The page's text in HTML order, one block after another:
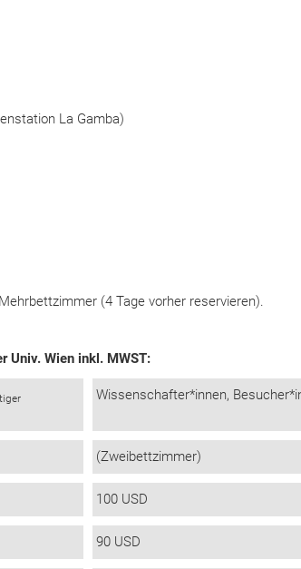
La Gamba)
(4 Tage vorher reservieren).
Univ. Wien inkl. MWST:
Wissenschafter*innen,
(Zweibettzimmer)
100 USD
90 USD